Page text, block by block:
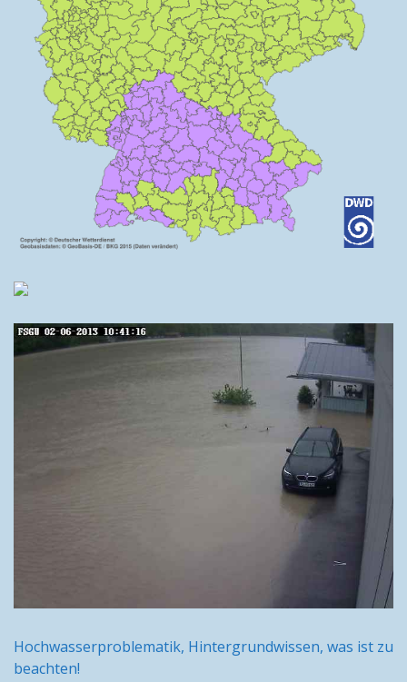
Hochwasserproblematik, Hintergrundwissen, was ist zu
beachten!